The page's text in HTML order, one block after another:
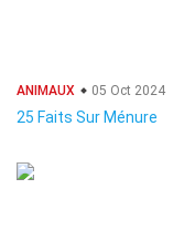
ANIMAUX 05 Oct 2024
25 Faits Sur Ménure